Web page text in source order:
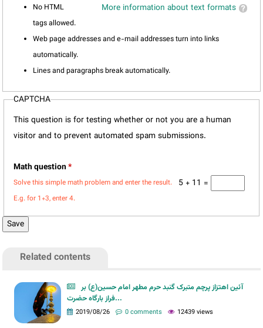
More information about text formats
No HTML
tags allowed.
Web page addresses and e-mail addresses turn into links
automatically.
Lines and paragraphs break automatically.
CAPTCHA
This question is for testing whether or not you are a human
visitor and to prevent automated spam submissions.
Math question*
5 + 11 =
Solve this simple math problem and enter the result.
E.g. for 1+3, enter 4.
Related contents
آئین اهتزاز پرچم متبرک گنبد حرم مطهر امام حسین(ع) بر
فراز بارگاه حضرت...
2019/08/26 0 comments 12439 views